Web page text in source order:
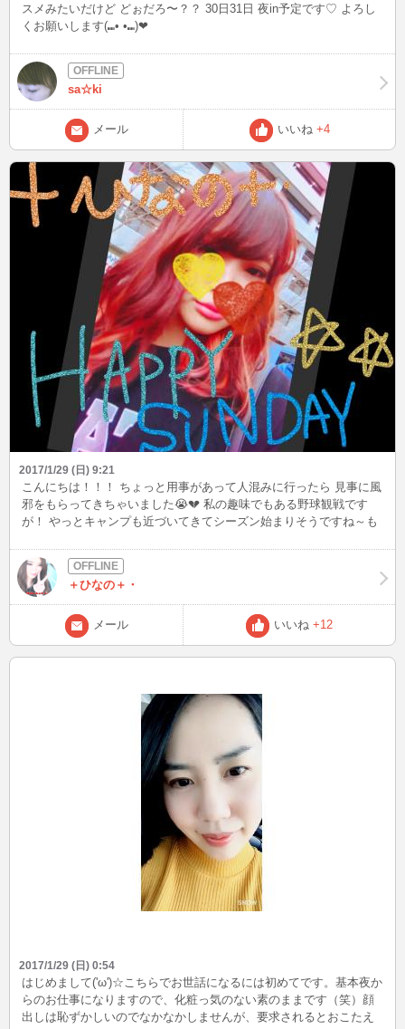
スメみたいだけど どぉだろ〜？？ 30日31日 夜in予定です♡ よろし
くお願いします(⑉• •⑉)❤︎
sa☆ki
メール いいね +4
2017/1/29 (日) 9:21
こんにちは！！！ ちょっと用事があって人混みに行ったら 見事に風
邪をもらってきちゃいました😭💔 私の趣味でもある野球観戦です
が！ やっとキャンプも近づいてきてシーズン始まりそうですね～も
ことがないので少し寂しいので野球好きな人は是非是非お話させて
ください！！！！(懇願) ではでは 昨日の夜もおやすみしちゃったの
ですが ✨今日は日曜日✧ \( °∀° )/ ✧✨ 初めて昼間にインしてみよう
とおもいます✩ これから髪の毛乾かしたりお化粧したりしてからイ
ンしたいと思いますので 見かけた方は是非声かけてくれると嬉しい
です🙏 メールで待ち合わせもお待ちしてます～✳
＋ひなの＋・
メール いいね +12
2017/1/29 (日) 0:54
はじめまして('ω')☆こちらでお世話になるには初めてです。基本夜か
らのお仕事になりますので、化粧っ気のない素のままです（笑）顔
出しは恥ずかしいのでなかなかしませんが、要求されるとおこたえ